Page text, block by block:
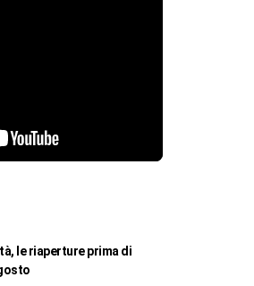
le riaperture prima di